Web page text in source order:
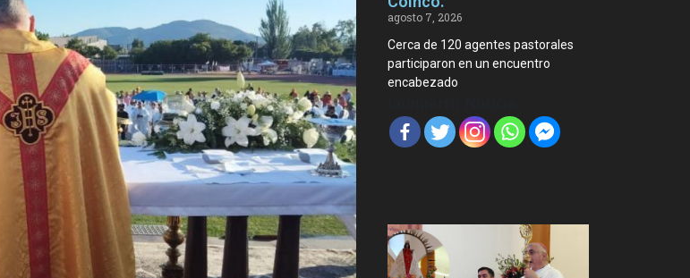
agosto 7, 2026
Cerca de 120 agentes pastorales
participaron en un encuentro
encabezado